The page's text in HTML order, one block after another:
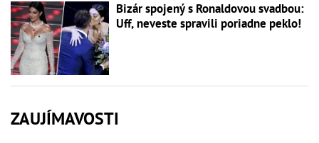
Bizár spojený s Ronaldovou svadbou:
Uff, neveste spravili poriadne peklo!
ZAUJÍMAVOSTI